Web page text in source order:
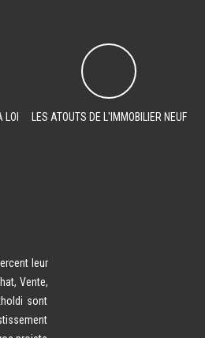
LES ATOUTS DE L'IMMOBILIER NEUF
leur
Vente,
sont